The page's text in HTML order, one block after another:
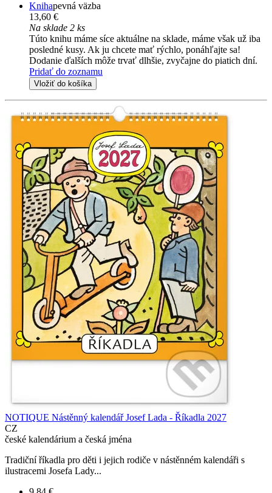
Knihapevná väzba
13,60 €
Na sklade 2 ks
Túto knihu máme síce aktuálne na sklade, máme však už iba
posledné kusy. Ak ju chcete mať rýchlo, ponáhľajte sa!
Dodanie ďalších môže trvať dlhšie, zvyčajne do piatich dní.
Pridať do zoznamu
Vložiť do košíka
NOTIQUE Nástěnný kalendář Josef Lada - Říkadla 2027
CZ
české kalendárium a česká jména
Tradiční říkadla pro děti i jejich rodiče v nástěnném kalendáři s
ilustracemi Josefa Lady...